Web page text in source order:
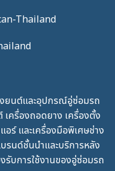
Thailand
ยนต์และอุปกรณ์อู่ซ่อมรถ
ครื่องถอดยาง เครื่องตั้ง
ร์ และเครื่องมือพิเศษช่าง
นด์ชั้นนำและบริการหลัง
รับการใช้งานของอู่ซ่อมรถ